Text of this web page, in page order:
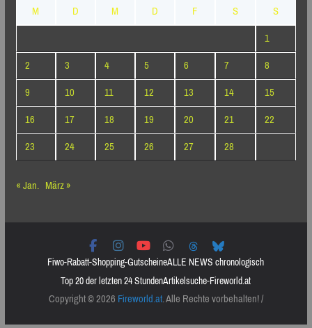
M
D M D F S
S
1
2
3 4 5 6 7
8
9
10 11 12 13 14
15
16
17 18 19 20 21
22
23
24 25 26 27
28
« Jan. März »
Fiwo-Rabatt-Shopping-GutscheineALLE NEWS chronologisch
Top 20 der letzten 24 StundenArtikelsuche-Fireworld.at
Copyright © 2026Fireworld.at. Alle Rechte vorbehalten! /